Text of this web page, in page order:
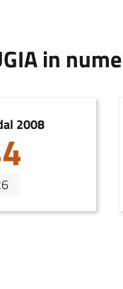
in
2008